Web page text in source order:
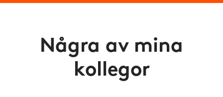
Några av mina
kollegor